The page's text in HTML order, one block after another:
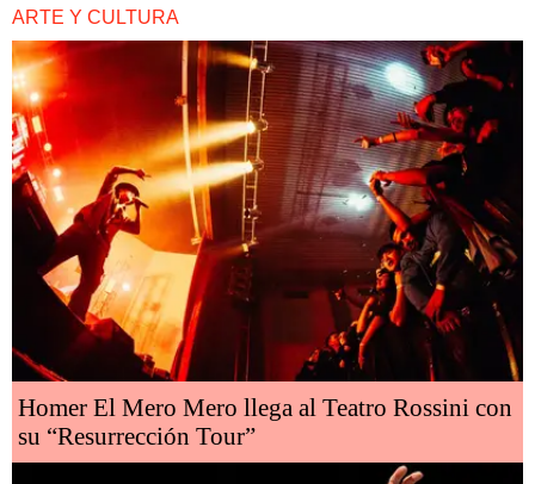
ARTE Y CULTURA
Homer El Mero Mero llega al Teatro Rossini con
su “Resurrección Tour”